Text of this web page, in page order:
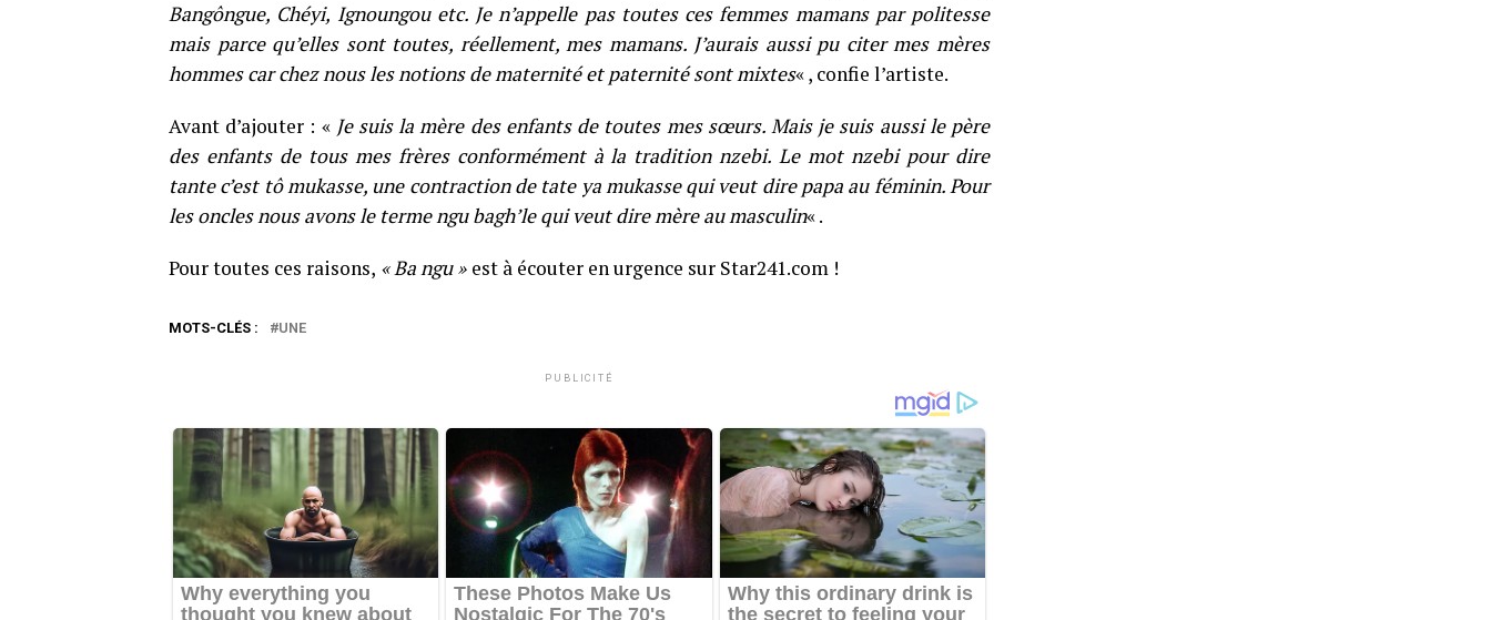
Bangôngue, Chéyi, Ignoungou etc. Je n’appelle pas toutes ces femmes mamans par politesse
mais parce qu’elles sont toutes, réellement, mes mamans. J’aurais aussi pu citer mes mères
hommes car chez nous les notions de maternité et paternité sont mixtes« , confie l’artiste.
Avant d’ajouter : « Je suis la mère des enfants de toutes mes sœurs. Mais je suis aussi le père
des enfants de tous mes frères conformément à la tradition nzebi. Le mot nzebi pour dire
tante c’est tô mukasse, une contraction de tate ya mukasse qui veut dire papa au féminin. Pour
les oncles nous avons le terme ngu bagh’le qui veut dire mère au masculin« .
Pour toutes ces raisons, « Ba ngu » est à écouter en urgence sur Star241.com !
MOTS-CLÉS : UNE
PUBLICITÉ